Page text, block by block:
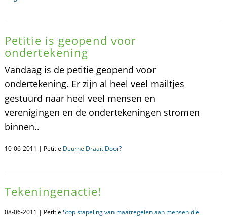
Petitie is geopend voor
ondertekening
Vandaag is de petitie geopend voor
ondertekening. Er zijn al heel veel mailtjes
gestuurd naar heel veel mensen en
verenigingen en de ondertekeningen stromen
binnen..
10-06-2011 | Petitie Deurne Draait Door?
Tekeningenactie!
08-06-2011 | Petitie Stop stapeling van maatregelen aan mensen die